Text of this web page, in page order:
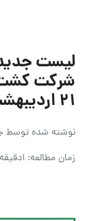
لیست
شرکت
۲۱ اردیبهشت ۱۴۰۵
نوشته شده توسط
زمان مطالعه: 1دقیقه